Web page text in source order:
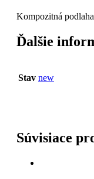
Kompozitná
Ďalšie
Stav new
Súvisiace